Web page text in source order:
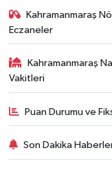
Kahramanmaraş
Eczaneler
Kahramanmaraş
Vakitleri
Puan Durumu ve
Son Dakika